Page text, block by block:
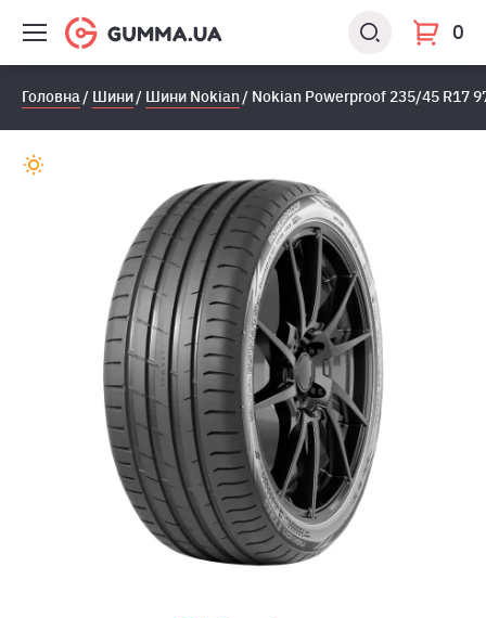
0
Головна Шини Шини Nokian Nokian Powerproof 235/45 R17